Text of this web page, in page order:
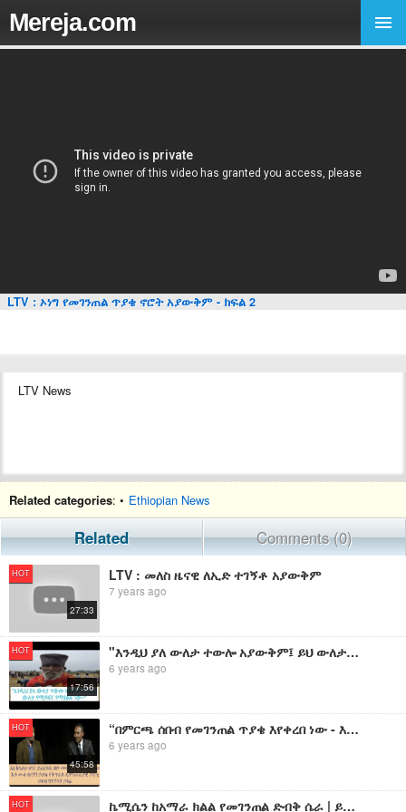
Mereja.com
LTV : ኦነግ የመገንጠል ጥያቄ ኖሮት አያውቅም - ክፍል 2
LTV News
Related categories: • Ethiopian News
Related Comments (0)
HOT
27:33
LTV : መለስ ዜናዊ ለኢድ ተገኝቶ አያውቅም
7 years ago
HOT
17:56
"እንዲህ ያለ ውለታ ተውሎ አያውቅም፤ ይህ ውለታ የሚጻፍና የማያልፍ ነው።"
6 years ago
HOT
45:58
“በምርጫ ሰበብ የመገንጠል ጥያቄ እየቀረበ ነው - እኔ ከሌለሁ ሀገር ይፈርሳል ብሎ መዛት ትምክተኝነት ነው”- አቶ ሙሉብርሃን ኃይሌ የትዴ ፓ ህዝብ ግንኙነት
6 years ago
HOT ኬሚሴን ከአማራ ክልል የመገንጠል ድብቅ ሴራ | ይህ ሁሉ ሲሆን የአማራ ክልል የት ነበር ? ኦነግ ሸኔ አማራ ክልልን ሰብሮ የገባበት ሚስጥራዊ ቀዳዳዎች